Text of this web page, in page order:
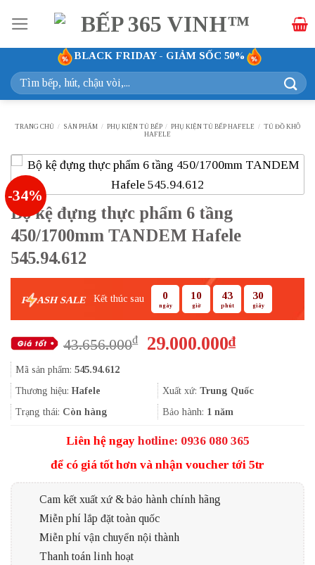
qua
nội
dung
BLACK FRIDAY - GIẢM SỐC 50%
Tìm
kiếm:
TRANG CHỦ / SẢN PHẨM / PHỤ KIỆN TỦ BẾP / PHỤ KIỆN TỦ BẾP HAFELE / TỦ ĐỒ KHÔ
HAFELE
-34%
Bộ kệ đựng thực phẩm 6 tầng
450/1700mm TANDEM Hafele
545.94.612
F ASH SALE Kết thúc sau 0
ngày
10
giờ
43
phút
29
giây
43.656.000₫
Giá
43.656.000₫.
29.000.000₫Giá
là:
Mã sản phẩm: 545.94.612
Thương hiệu: Hafele Xuất xứ: Trung Quốc
Trạng thái: Còn hàng Bảo hành: 1 năm
Liên hệ ngay hotline: 0936 080 365
để có giá tốt hơn và nhận voucher tới 5tr
Cam kết xuất xứ & bảo hành chính hãng
Miễn phí lắp đặt toàn quốc
Miễn phí vận chuyển nội thành
Thanh toán linh hoạt